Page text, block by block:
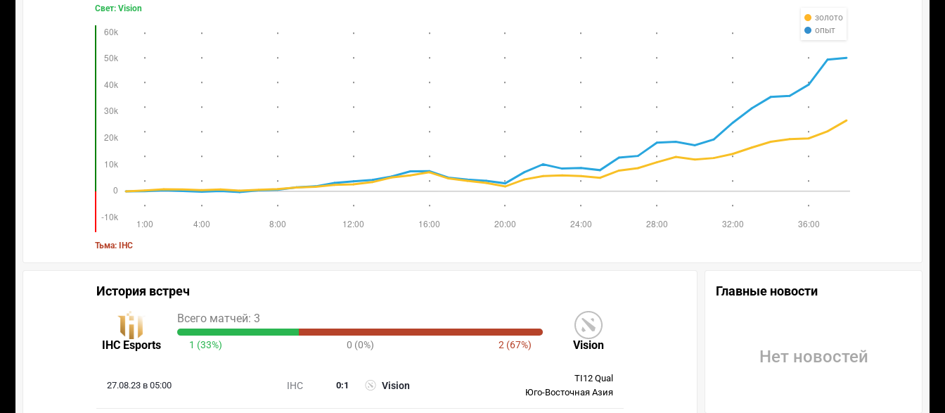
золото
опыт
Свет: Vision
Тьма: IHC
История встреч
IHC Esports Vision
Всего матчей: 3
1 (33%) 0 (0%) 2 (67%)
27.08.23 в 05:00 IHC Vision
0:1
TI12 Qual
Юго-Восточная Азия
Главные новости
Нет новостей